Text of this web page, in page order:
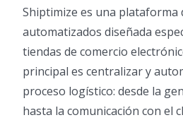
Shiptimize es una plataforma
automatizados diseñada
tiendas de comercio
principal es centralizar y
proceso logístico: desde la
hasta la comunicación con el